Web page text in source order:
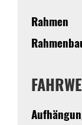
Rahmen